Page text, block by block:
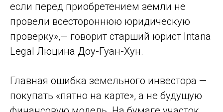
если перед приобретением земли не
провели всестороннюю юридическую
проверку»,— говорит старший юрист Intana
Legal Люцина Доу-Гуан-Хун.
Главная ошибка земельного инвестора —
покупать «пятно на карте», а не будущую